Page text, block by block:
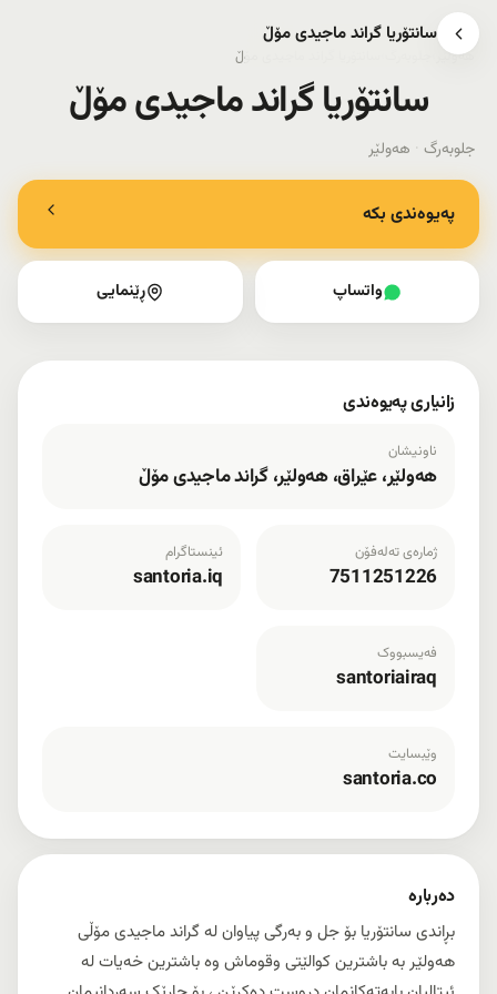
سانتۆریا گراند ماجیدی مۆڵ
هەولێر سانتۆریا گراند ماجیدی مۆڵ
سانتۆریا گراند ماجیدی مۆڵ
جلوبەرگ · هەولێر
دەربارە
بڕاندی سانتۆریا بۆ جل و بەرگی پیاوان لە گراند ماجیدی مۆڵی
هەولێر بە باشترین کوالێتی وقوماش وە باشترین خەیات لە
پەیوەندی بکە
واتساپ ڕێنمایی
زانیاری پەیوەندی
ناونیشان
هەولێر، عێراق، هەولێر، گراند ماجیدی مۆڵ
ژمارەی تەلەفۆن
7511251226
ئینستاگرام
santoria.iq
فەیسبووک
santoriairaq
وێبسایت
santoria.co